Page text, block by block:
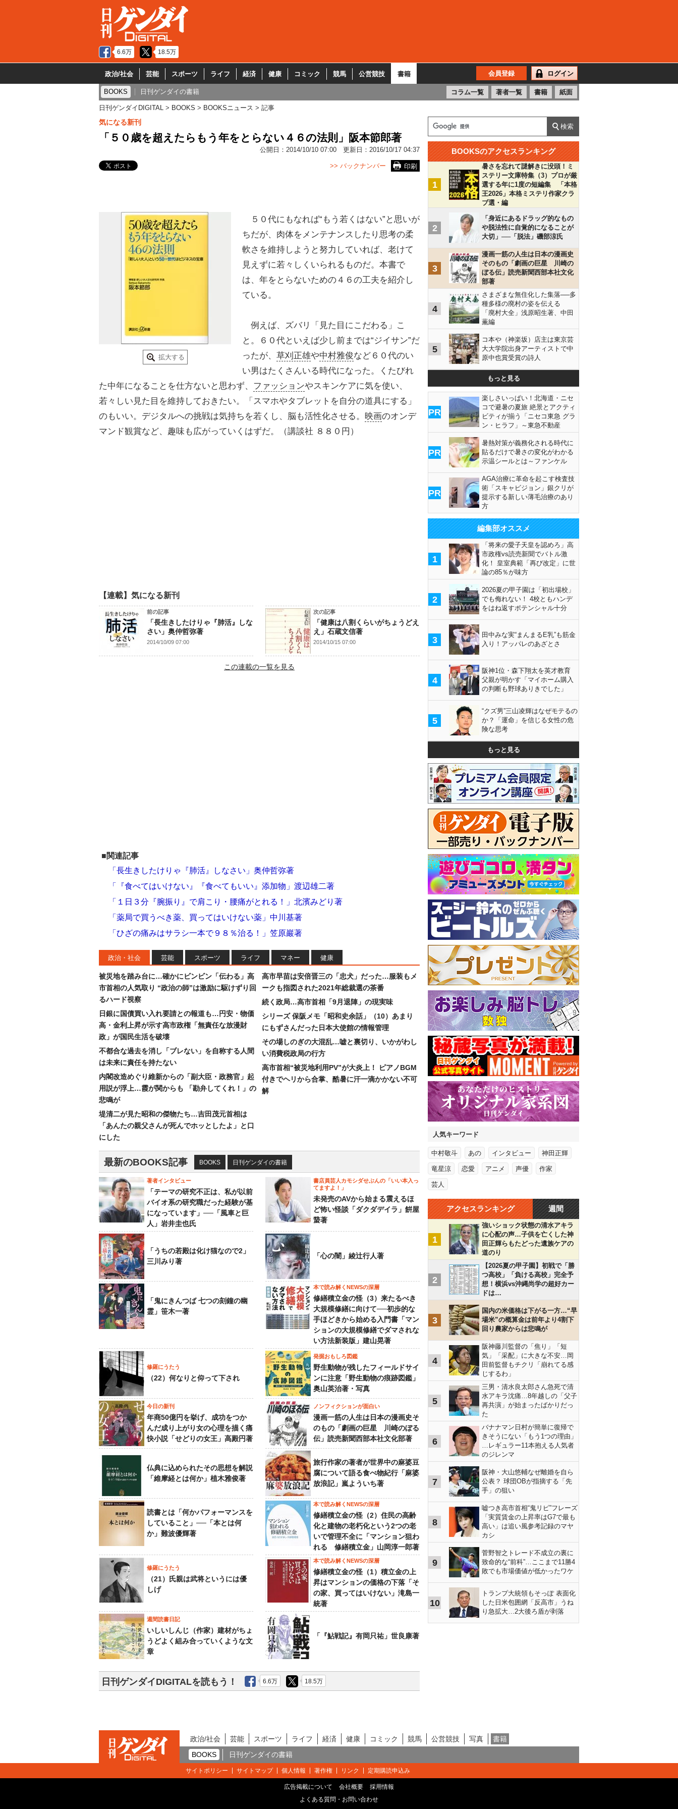
6.6万 18.5万
政治/社会 芸能 スポーツ ライフ 経済 健康 コミック 競馬 公営競技 書籍 会員登録 ログイン
BOOKS 日刊ゲンダイの書籍 コラム一覧 著者一覧 書籍 紙面
日刊ゲンダイDIGITAL BOOKS BOOKSニュース 記事
気になる新刊
「５０歳を超えたらもう年をとらない４６の法則」阪本節郎著
公開日： 2014/10/10 07:00 更新日： 2016/10/17 04:37
印刷
>> バックナンバー
拡大する
５０代にもなれば“もう若くはない”と思いが
ちだが、肉体をメンテナンスしたり思考の柔
軟さを維持しようと努力していれば、老けて
見えずに若々しくいられるものだ。本書で
は、年をとらないための４６の工夫を紹介し
ている。
例えば、ズバリ「見た目にこだわる」こ
と。６０代といえば少し前までは“ジイサン”だ
ったが、 草刈正雄や中村雅俊など６０代のい
い男はたくさんいる時代になった。くたびれ
た中年になることを仕方ないと思わず、 ファッションやスキンケアに気を使い、
若々しい見た目を維持しておきたい。「スマホやタブレットを自分の道具にする」
のもいい。デジタルへの挑戦は気持ちを若くし、脳も活性化させる。 映画のオンデ
マンド観賞など、趣味も広がっていくはずだ。（講談社 ８８０円）
【連載】気になる新刊
前の記事
「長生きしたけりゃ『肺活』しな
さい」奥仲哲弥著
2014/10/09 07:00
次の記事
「健康は八割くらいがちょうどえ
え」石蔵文信著
2014/10/15 07:00
この連載の一覧を見る
■関連記事
「長生きしたけりゃ『肺活』しなさい」奥仲哲弥著
「『食べてはいけない』『食べてもいい』添加物」渡辺雄二著
「１日３分『腕振り』で肩こり・腰痛がとれる！」北濱みどり著
「薬局で買うべき薬、買ってはいけない薬」中川基著
「ひざの痛みはサラシ一本で９８％治る！」笠原巖著
政治・社会 芸能 スポーツ ライフ マネー 健康
被災地を踏み台に…確かにビンビン「伝わる」高
市首相の人気取り “政治の師”は激励に駆けずり回
るハード視察
日銀に国債買い入れ要請との報道も…円安・物価
高・金利上昇が示す高市政権「無責任な放漫財
政」が国民生活を破壊
不都合な過去を消し「ブレない」を自称する人間
は未来に責任を持たない
内閣改造めぐり維新からの「副大臣・政務官」起
用説が浮上…霞が関からも 「勘弁してくれ！」の
悲鳴が
堤清二が見た昭和の傑物たち…吉田茂元首相は
「あんたの親父さんが死んでホッとしたよ」と口
にした
高市早苗は安倍晋三の「忠犬」だった…服装もメ
ークも指図された2021年総裁選の茶番
続く政局…高市首相「9月退陣」の現実味
シリーズ 保阪メモ「昭和史余話」（10）あまり
にもずさんだった日本大使館の情報管理
その場しのぎの大混乱…嘘と裏切り、いかがわし
い消費税政局の行方
高市首相“被災地利用PV”が大炎上！ ピアノBGM
付きでヘリから合掌、酷暑に汗一滴かかない不可
解
最新のBOOKS記事 BOOKS 日刊ゲンダイの書籍
著者インタビュー
「テーマの研究不正は、私が以前
バイオ系の研究職だった経験が基
になっています」──「風車と巨
人」岩井圭也氏
書店員芸人カモシダせぶんの「いい本入っ
てますよ！」
未発売のAVから始まる震えるほ
ど怖い怪談「ダクダデイラ」餠屋
䖸著
「うちの若殿は化け猫なので2」
三川みり著
「心の闇」綾辻行人著
「鬼にきんつば 七つの刻鐘の幽
霊」笹木一著
本で読み解くNEWSの深層
修繕積立金の怪（3）来たるべき
大規模修繕に向けて──初歩的な
手ほどきから始める入門書「マン
ションの大規模修繕でダマされな
い方法新装版」建山晃著
修羅にうたう
（22）何なりと仰って下され
発掘おもしろ図鑑
野生動物が残したフィールドサイ
ンに注意「野生動物の痕跡図鑑」
奥山英治著・写真
今日の新刊
年商50億円を挙げ、成功をつか
んだ成り上がり女の心理を描く痛
快小説「せどりの女王」高殿円著
ノンフィクションが面白い
漫画一筋の人生は日本の漫画史そ
のもの「劇画の巨星 川崎のぼる
伝」読売新聞西部本社文化部著
仏典に込められたその思想を解説
「維摩経とは何か」植木雅俊著
旅行作家の著者が世界中の麻婆豆
腐について語る食べ物紀行「麻婆
放浪記」嵐よういち著
読書とは「何かパフォーマンスを
していること」──「本とは何
か」難波優輝著
本で読み解くNEWSの深層
修繕積立金の怪（2）住民の高齢
化と建物の老朽化という2つの老
いで管理不全に「マンション狙わ
れる 修繕積立金」山岡淳一郎著
修羅にうたう
（21）氏親は武将というには優
しげ
本で読み解くNEWSの深層
修繕積立金の怪（1）積立金の上
昇はマンションの価格の下落「そ
の家、買ってはいけない」滝島一
統著
週間読書日記
いしいしんじ（作家）建材がちょ
うどよく組み合っていくような文
章
「『鮎戦記』有岡只祐」世良康著
日刊ゲンダイDIGITALを読もう！ 6.6万 18.5万
BOOKSのアクセスランキング
1
暑さを忘れて謎解きに没頭！ミ
ステリー文庫特集（3）プロが厳
選する年に1度の短編集 「本格
王2026」本格ミステリ作家クラ
ブ選・編
2
「身近にあるドラッグ的なもの
や脱法性に自覚的になることが
大切」──「脱法」磯部涼氏
3
漫画一筋の人生は日本の漫画史
そのもの「劇画の巨星 川崎の
ぼる伝」読売新聞西部本社文化
部著
4
さまざまな無住化した集落──多
種多様の廃村の姿を伝える
「廃村大全」浅原昭生著、中田
薫編
5
コ本や（神楽坂）店主は東京芸
大大学院出身アーティストで中
原中也賞受賞の詩人
もっと見る
PR
楽しさいっぱい！北海道・ニセ
コで避暑の夏旅 絶景とアクティ
ビティが揃う「ニセコ東急 グラ
ン・ヒラフ」～東急不動産
PR
暑熱対策が義務化される時代に
貼るだけで暑さの変化がわかる
示温シールとは～ファンケル
PR
AGA治療に革命を起こす検査技
術「スキャビジョン」銀クリが
提示する新しい薄毛治療のあり
方
編集部オススメ
1
「将来の愛子天皇を認めろ」高
市政権vs読売新聞でバトル激
化！ 皇室典範「再び改定」に世
論の85％が味方
2
2026夏の甲子園は「初出場校」
でも侮れない！ 4校ともハンデ
をはね返すポテンシャル十分
3
田中みな実“まんまるE乳”も筋金
入り！アッパレのあざとさ
4
阪神1位・森下翔太を英才教育
父親が明かす「マイホーム購入
の判断も野球ありきでした」
5
“クズ男”三山凌輝はなぜモテるの
か？「運命」を信じる女性の危
険な思考
もっと見る
人気キーワード
中村敬斗 あの インタビュー 神田正輝
竜星涼 恋愛 アニメ 声優 作家
芸人
アクセスランキング 週間
1
強いショック状態の清水アキラ
に心配の声…子供を亡くした神
田正輝らもたどった遺族ケアの
道のり
2
【2026夏の甲子園】初戦で「勝
つ高校」「負ける高校」完全予
想！横浜vs沖縄尚学の超好カー
ドは…
3
国内の米価格は下がる一方…“早
場米”の概算金は前年より4割下
回り農家からは悲鳴が
4
阪神藤川監督の「焦り」「短
気」「采配」に大きな不安…岡
田前監督もチクリ「崩れてる感
じするわ」
5
三男・清水良太郎さん急死で清
水アキラ沈痛…8年越しの「父子
再共演」が始まったばかりだっ
た
6
バナナマン日村が簡単に復帰で
きそうにない「もう1つの理由」
…レギュラー11本抱える人気者
のジレンマ
7
阪神・大山悠輔なぜ離婚を自ら
公表？ 球団OBが指摘する「先
手」の狙い
8
嘘つき高市首相“鬼リピ”フレーズ
「実質賃金の上昇率はG7で最も
高い」は追い風参考記録のマヤ
カシ
9
菅野智之トレード不成立の裏に
致命的な“前科”…ここまで11勝4
敗でも市場価値が低かったワケ
10
トランプ大統領もそっぽ 表面化
した日米包囲網「反高市」うね
り急拡大…2大後ろ盾が剥落
政治/社会 芸能 スポーツ ライフ 経済 健康 コミック 競馬 公営競技 写真
書籍
BOOKS
日刊ゲンダイの書籍
サイトポリシー サイトマップ 個人情報 著作権 リンク 定期購読申込み
広告掲載について 会社概要
採用情報
よくある質問・お問い合わせ